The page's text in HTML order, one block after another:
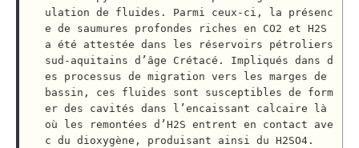
ulation de fluides. Parmi ceux-ci, la présenc
e de saumures profondes riches en CO2 et H2S
a été attestée dans les réservoirs pétroliers
sud-aquitains d’âge Crétacé. Impliqués dans d
es processus de migration vers les marges de
bassin, ces fluides sont susceptibles de form
er des cavités dans l’encaissant calcaire là
où les remontées d’H2S entrent en contact ave
c du dioxygène, produisant ainsi du H2SO4.